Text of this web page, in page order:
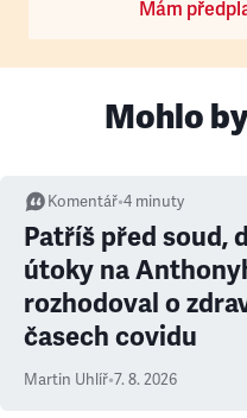
Mám
Mohlo
Komentář•4 minuty
Patříš před soud,
útoky na
rozhodoval o
časech covidu
Martin Uhlíř•7. 8. 2026